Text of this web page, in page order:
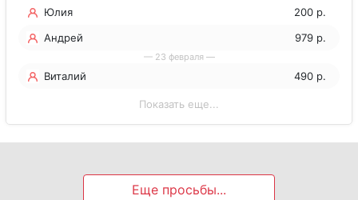
Юлия
200 р.
Андрей
979 р.
— 23 февраля —
Виталий 490 р.
Показать еще...
Еще просьбы...